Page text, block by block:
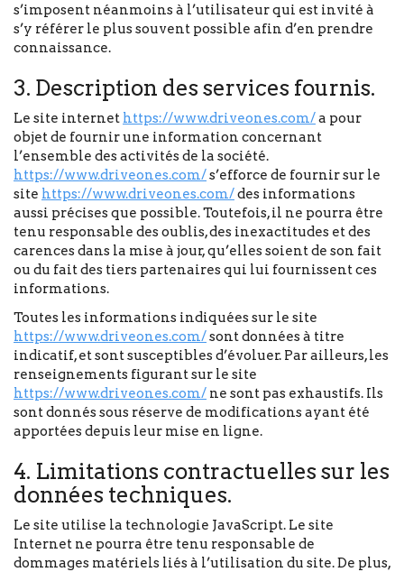
s’imposent néanmoins à l’utilisateur qui est invité à
s’y référer le plus souvent possible afin d’en prendre
connaissance.
3. Description des services fournis.
Le site internet https://www.driveones.com/a pour
objet de fournir une information concernant
l’ensemble des activités de la société.
https://www.driveones.com/s’efforce de fournir sur le
site https://www.driveones.com/des informations
aussi précises que possible. Toutefois, il ne pourra être
tenu responsable des oublis, des inexactitudes et des
carences dans la mise à jour, qu’elles soient de son fait
ou du fait des tiers partenaires qui lui fournissent ces
informations.
Toutes les informations indiquées sur le site
https://www.driveones.com/sont données à titre
indicatif, et sont susceptibles d’évoluer. Par ailleurs, les
renseignements figurant sur le site
https://www.driveones.com/ ne sont pas exhaustifs. Ils
sont donnés sous réserve de modifications ayant été
apportées depuis leur mise en ligne.
4. Limitations contractuelles sur les
données techniques.
Le site utilise la technologie JavaScript. Le site
Internet ne pourra être tenu responsable de
dommages matériels liés à l’utilisation du site. De plus,